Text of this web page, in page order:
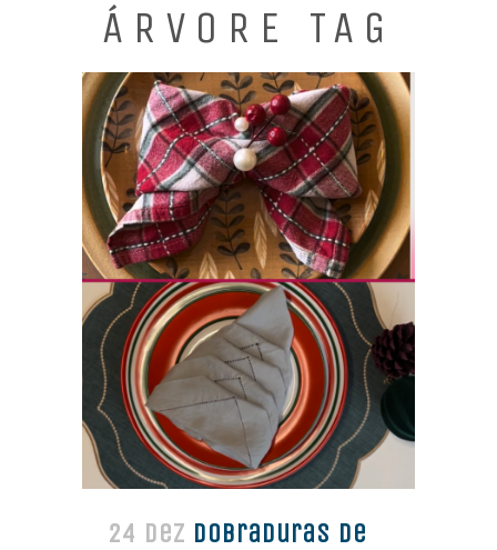
ÁRVORE TAG
24 dez Dobraduras de